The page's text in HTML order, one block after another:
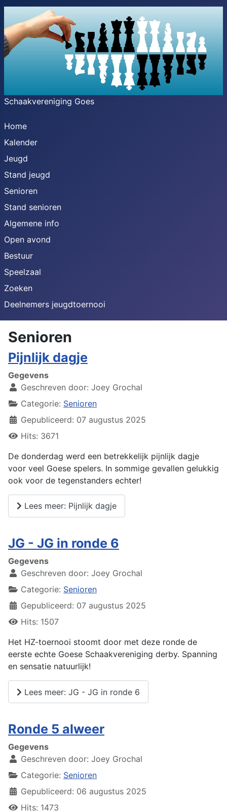
Schaakvereniging Goes
Home
Kalender
Jeugd
Stand jeugd
Senioren
Stand senioren
Algemene info
Open avond
Bestuur
Speelzaal
Zoeken
Deelnemers jeugdtoernooi
Senioren
Pijnlijk dagje
Gegevens
Geschreven door: Joey Grochal
Categorie: Senioren
Gepubliceerd: 07 augustus 2025
Hits: 3671
De donderdag werd een betrekkelijk pijnlijk dagje
voor veel Goese spelers. In sommige gevallen gelukkig
ook voor de tegenstanders echter!
Lees meer: Pijnlijk dagje
JG - JG in ronde 6
Gegevens
Geschreven door: Joey Grochal
Categorie: Senioren
Gepubliceerd: 07 augustus 2025
Hits: 1507
Het HZ-toernooi stoomt door met deze ronde de
eerste echte Goese Schaakvereniging derby. Spanning
en sensatie natuurlijk!
Lees meer: JG - JG in ronde 6
Ronde 5 alweer
Gegevens
Geschreven door: Joey Grochal
Categorie: Senioren
Gepubliceerd: 06 augustus 2025
Hits: 1473